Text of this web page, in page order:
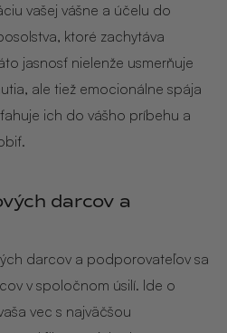
vašej vášne a účelu do
ktoré zachytáva
jasnosť nielenže usmerňuje
ale tiež emocionálne spája
ich do vášho príbehu a
darcov a
darcov a podporovateľov sa
v spoločnom úsilí. Ide o
vec s najväčšou